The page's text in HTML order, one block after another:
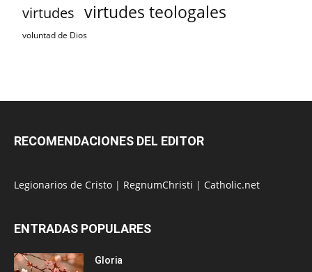
virtudes virtudes teologales
voluntad de Dios
RECOMENDACIONES DEL EDITOR
Legionarios de Cristo | RegnumChristi | Catholic.net
ENTRADAS POPULARES
Gloria